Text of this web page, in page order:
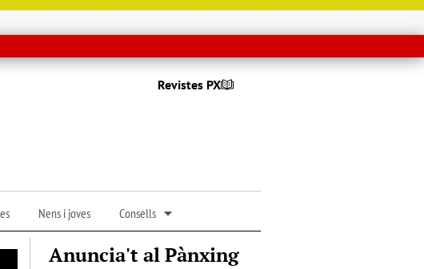
Revistes PX
Nens i joves Consells
Anuncia't al Pànxing